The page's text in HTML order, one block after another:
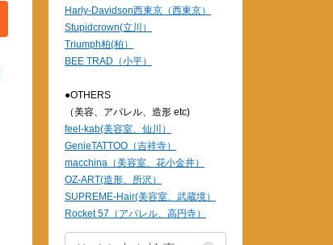
Harly-Davidson西東京（西東京）
Stupidcrown(立川）
Triumph柏(柏）
BEE TRAD（小平）
●OTHERS
（美容、アパレル、造形 etc)
feel-kab(美容室、仙川）
GenieTATTOO（吉祥寺）
macchina（美容室、花小金井）
OZ-ART(造形、所沢）
SUPREME-Hair(美容室、武蔵境）
Rocket 57（アパレル、高円寺）